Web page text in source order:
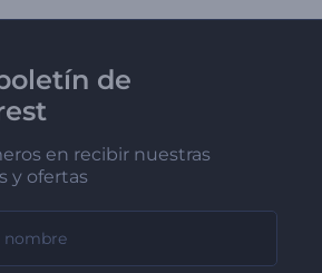
de
en recibir nuestras
y ofertas